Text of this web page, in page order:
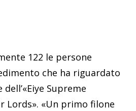
122 le persone
che ha riguardato
Supreme
Lords». «Un primo filone